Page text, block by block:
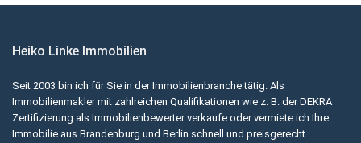
Heiko Linke Immobilien
Seit 2003 bin ich für Sie in der Immobilienbranche tätig. Als
Immobilienmakler mit zahlreichen Qualifikationen wie z. B. der DEKRA
Zertifizierung als Immobilienbewerter verkaufe oder vermiete ich Ihre
Immobilie aus Brandenburg und Berlin schnell und preisgerecht.